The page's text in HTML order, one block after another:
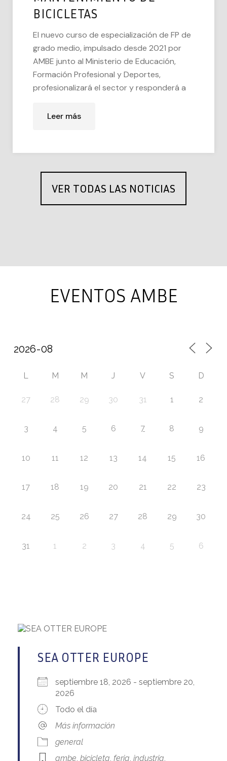
BICICLETAS
El nuevo curso de especialización de FP de
grado medio, impulsado desde 2021 por
AMBE junto al Ministerio de Educación,
Formación Profesional y Deportes,
profesionalizará el sector y responderá a
Leer más
VER TODAS LAS NOTICIAS
EVENTOS AMBE
L M M J V S D
27 28 29 30 31 1 2
3 4 5 6 7 8 9
10 11 12 13 14 15 16
17 18 19 20 21 22 23
24 25 26 27 28 29 30
31 1 2 3 4 5 6
SEA OTTER EUROPE
septiembre 18, 2026 - septiembre 20,
2026
Todo el día
Más información
general
ambe, bicicleta, feria, industria,